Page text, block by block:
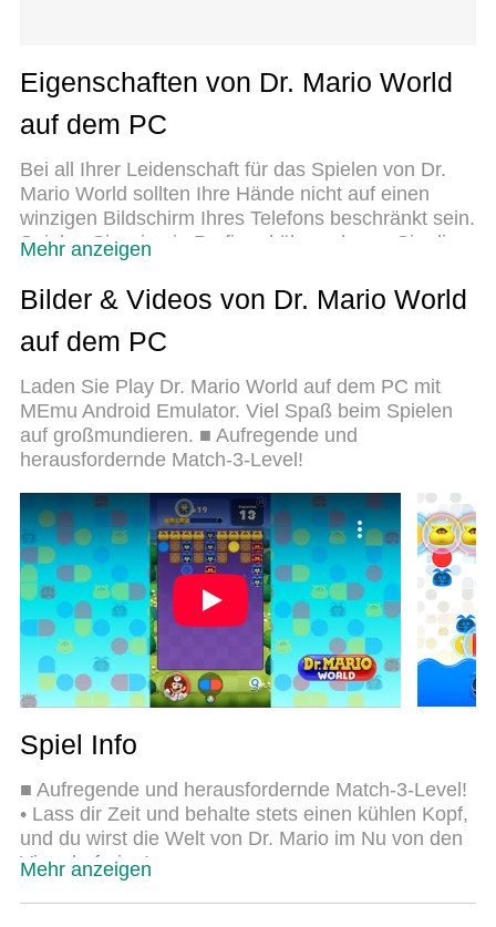
Eigenschaften von Dr. Mario World
auf dem PC
Bei all Ihrer Leidenschaft für das Spielen von Dr.
Mario World sollten Ihre Hände nicht auf einen
winzigen Bildschirm Ihres Telefons beschränkt sein.
Spielen Sie wie ein Profi und übernehmen Sie die
volle Kontrolle über Ihr Spiel mit Tastatur und Maus.
MEmu bietet Ihnen all die Dinge, die Sie erwarten.
Laden Sie Dr. Mario World herunter und spielen Sie
es auf dem PC. Spielen Sie so lange, wie Sie
und störende Anrufe. Das brandneue MEmu 9 ist
die beste Wahl, um Dr. Mario World auf dem PC zu
spielen. Das exquisite voreingestellte
Tastaturbelegungssystem, das mit unserem
World zu einem echten PC-Spiel. Der MEmu Multi-
Instanz-Manager ermöglicht das Spielen von 2 oder
mehr Konten auf demselben Gerät. Und das
Wichtigste: Unsere exklusive Emulations-Engine
kann das volle Potenzial Ihres PCs freisetzen und
für reibungslose Abläufe sorgen.
Mehr anzeigen
Bilder & Videos von Dr. Mario World
auf dem PC
Laden Sie Play Dr. Mario World auf dem PC mit
MEmu Android Emulator. Viel Spaß beim Spielen
auf großmundieren. ■ Aufregende und
herausfordernde Match-3-Level!
Spiel Info
■ Aufregende und herausfordernde Match-3-Level!
• Lass dir Zeit und behalte stets einen kühlen Kopf,
und du wirst die Welt von Dr. Mario im Nu von den
Viren befreien!
• Tippe, rotiere und manövriere rote, blaue und
Mehr anzeigen